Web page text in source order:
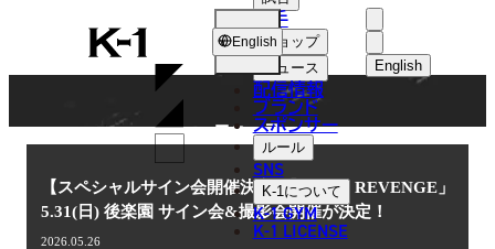
K-
1
English
選手
ショップ
ニュース
配信情報
ブランド
スポンサー
ルール
SNS
K-1について
K-1 GYM
K-1 LICENSE
English
NEWS
ニュース
【スペシャルサイン会開催決定！】「K-1 REVENGE」
5.31(日) 後楽園 サイン会&撮影会開催が決定！
2026.05.26